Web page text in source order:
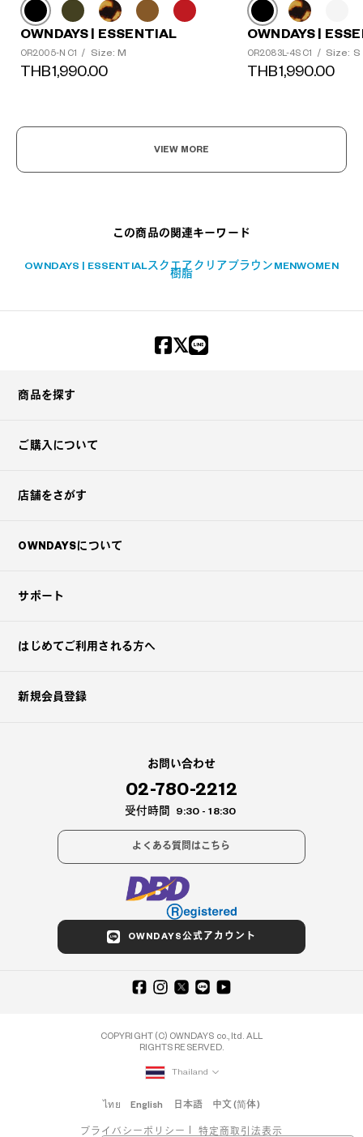
OWNDAYS | ESSENTIAL
OR2005-N C1 / Size: M
THB1,990.00
OWNDAYS |
OR2083L-4S C1 / Size: S
THB1,990.00
VIEW MORE
この商品の関連キーワード
OWNDAYS | ESSENTIALスクエア クリアブラウン MENWOMEN
樹脂
商品を探す
ご購入について
店舗をさがす
OWNDAYSについて
サポート
はじめてご利用される方へ
新規会員登録
お問い合わせ
02-780-2212
受付時間 9:30 - 18:30
よくある質問はこちら
OWNDAYS公式アカウント
COPYRIGHT (C) OWNDAYS co., ltd. ALL
RIGHTS RESERVED.
Thailand
ไทย English 日本語 中文 (简体)
プライバシーポリシー 特定商取引法表示